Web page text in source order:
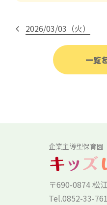
2026/03/03（火）
一覧
企業主導型保育園
〒690-0874 松
Tel.0852-33-